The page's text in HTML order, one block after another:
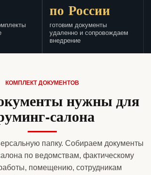
по России
готовим документы
удаленно и сопровождаем
внедрение
КОМПЛЕКТ ДОКУМЕНТОВ
нужны для
салона
папку. Собираем документы
по ведомствам, фактическому
помещению, сотрудникам